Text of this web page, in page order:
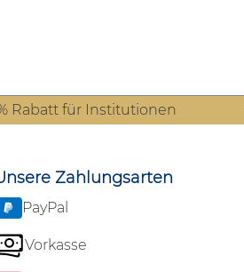
Rabatt für Institutionen
Zahlungsarten
PayPal
Vorkasse